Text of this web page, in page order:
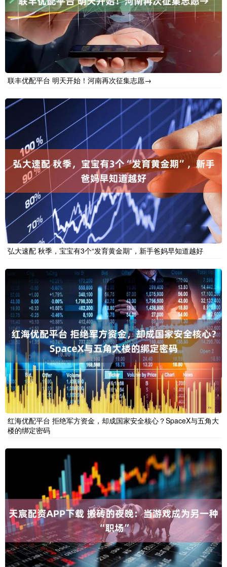
联丰优配平台 明天开始！河南再次征集志愿→
弘大速配 秋季，宝宝有3个“发育黄金期”，新手爸妈早知道越好
红海优配平台 拒绝军方资金，却成国家安全核心？SpaceX与五角大
楼的绑定密码